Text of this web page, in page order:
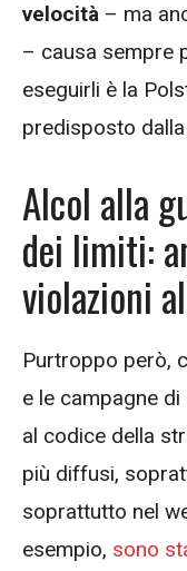
velocità – ma
– causa sempre
eseguirli è la
predisposto
Alcol alla
dei limiti:
violazioni
Purtroppo però,
e le campagne
al codice della
più diffusi,
soprattutto nel
esempio, sono